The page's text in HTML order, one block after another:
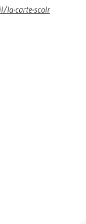
la-carte-scolr